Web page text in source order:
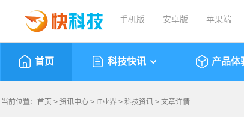
手机版 安卓版 苹果端
首页 科技快讯 产品体
当前位置： 首页 > 资讯中心 > IT业界 > 科技资讯 > 文章详情